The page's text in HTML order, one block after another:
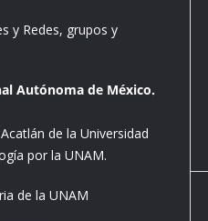
y Redes, grupos y
Autónoma de México.
de la Universidad
por la UNAM.
de la UNAM